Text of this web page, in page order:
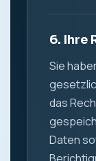
6. Ihre
Sie
das
Daten